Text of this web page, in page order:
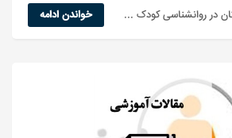
در روانشناسی کودک ...
خواندن ادامه